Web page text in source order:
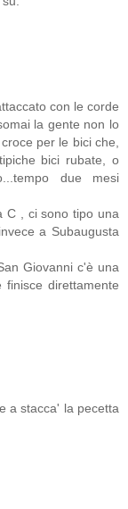
con le corde
la gente non lo
per le bici che,
bici rubate, o
due mesi
C , ci sono tipo una
a Subaugusta
Giovanni c'è una
direttamente
a stacca' la pecetta